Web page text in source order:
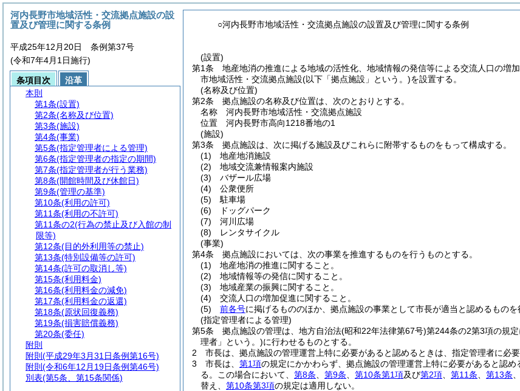
○河内長野市地域活性・交流拠点施設の設置及び管理に関する条例
(設置)
第1条
地産地消の推進による地域の活性化、地域情報の発信等による交流人口の増
市地域活性・交流拠点施設(以下「拠点施設」という。)を設置する。
(名称及び位置)
第2条
拠点施設の名称及び位置は、次のとおりとする。
名称 河内長野市地域活性・交流拠点施設
位置 河内長野市高向1218番地の1
(施設)
第3条
拠点施設は、次に掲げる施設及びこれらに附帯するものをもって構成する。
(1)
地産地消施設
(2)
地域交流兼情報案内施設
(3)
バザール広場
(4)
公衆便所
(5)
駐車場
(6)
ドッグパーク
(7)
河川広場
(8)
レンタサイクル
(事業)
第4条
拠点施設においては、次の事業を推進するものを行うものとする。
(1)
地産地消の推進に関すること。
(2)
地域情報等の発信に関すること。
(3)
地域産業の振興に関すること。
(4)
交流人口の増加促進に関すること。
(5)
前各号に掲げるもののほか、拠点施設の事業として市長が適当と認めるものを
(指定管理者による管理)
第5条
拠点施設の管理は、地方自治法(昭和22年法律第67号)第244条の2第3項の規
理者」という。)に行わせるものとする。
2
市長は、拠点施設の管理運営上特に必要があると認めるときは、指定管理者に必
3
市長は、 第1項の規定にかかわらず、拠点施設の管理運営上特に必要があると認
る。
この場合において、 第8条 第9条 第10条第1項及び第2項 第11条 第13条
替え、 第10条第3項の規定は適用しない。
河内長野市地域活性・交流拠点施設の設
置及び管理に関する条例
平成25年12月20日 条例第37号
(令和7年4月1日施行)
条項目次
沿革
本則
第1条(設置)
第2条(名称及び位置)
第3条(施設)
第4条(事業)
第5条(指定管理者による管理)
第6条(指定管理者の指定の期間)
第7条(指定管理者が行う業務)
第8条(開館時間及び休館日)
第9条(管理の基準)
第10条(利用の許可)
第11条(利用の不許可)
第11条の2(行為の禁止及び入館の制
限等)
第12条(目的外利用等の禁止)
第13条(特別設備等の許可)
第14条(許可の取消し等)
第15条(利用料金)
第16条(利用料金の減免)
第17条(利用料金の返還)
第18条(原状回復義務)
第19条(損害賠償義務)
第20条(委任)
附則
附則 (平成29年3月31日条例第16号)
附則 (令和6年12月19日条例第46号)
別表(第5条、第15条関係)